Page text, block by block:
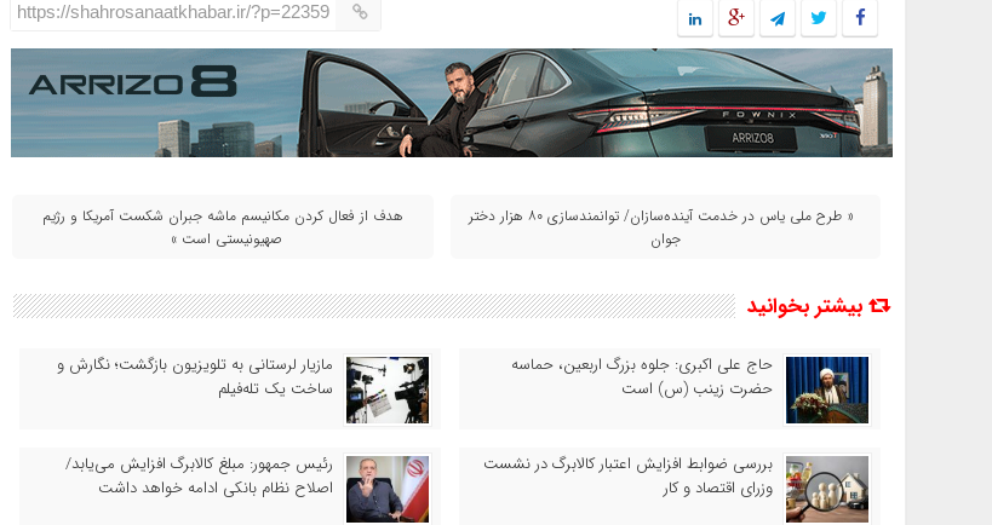
https://shahrosanaatkhabar.ir/?p=22359
« طرح ملی یاس در خدمت آینده‌سازان/ توانمندسازی ۸۰ هزار دختر
جوان
هدف از فعال کردن مکانیسم ماشه جبران شکست آمریکا و رژیم
صهیونیستی است »
بیشتر بخوانید
حاج‌ علی‌ اکبری: جلوه بزرگ اربعین، حماسه
حضرت زینب (س) است
مازیار لرستانی به تلویزیون بازگشت؛ نگارش و
ساخت یک تله‌فیلم
بررسی ضوابط افزایش اعتبار کالابرگ در نشست
وزرای اقتصاد و کار
رئیس‌ جمهور: مبلغ کالابرگ افزایش می‌یابد/
اصلاح نظام بانکی ادامه خواهد داشت